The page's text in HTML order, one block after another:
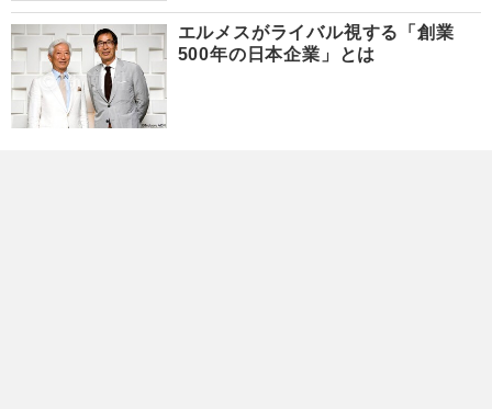
エルメスがライバル視する「創業
500年の日本企業」とは